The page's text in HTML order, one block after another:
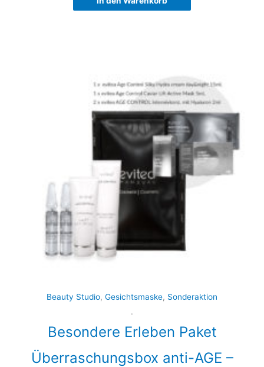
Beauty Studio, Gesichtsmaske, Sonderaktion
.
Besondere Erleben Paket
Überraschungsbox anti-AGE –